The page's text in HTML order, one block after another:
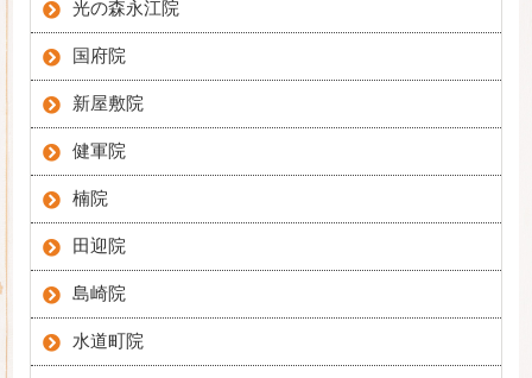
光の森永江院
国府院
新屋敷院
健軍院
楠院
田迎院
島崎院
水道町院